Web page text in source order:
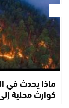
ماذا يحدث في
كوارث محلية